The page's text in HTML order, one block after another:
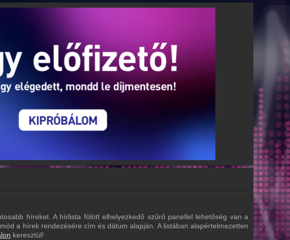
híreket. A hírlista fölött elhelyezkedő szűrő panellel lehetőség van a
a hírek rendezésére cím és dátum alapján. A listában alapértelmezetten
keresztül!